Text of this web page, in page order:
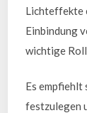
Lichteffekte
Einbindung
wichtige
Es empfiehlt
festzulegen